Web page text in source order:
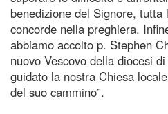
benedizione del Signore,
concorde nella preghiera.
abbiamo accolto p. Stephen
nuovo Vescovo della diocesi
guidato la nostra Chiesa
del suo cammino”.